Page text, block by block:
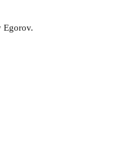
Egorov.